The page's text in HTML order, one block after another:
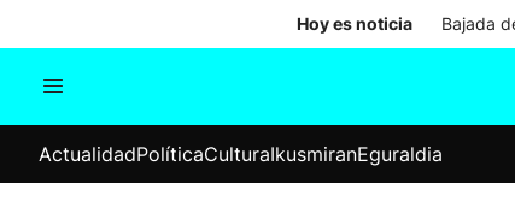
Hoy es noticia Bajada
Elecciones
ActualidadPolíticaCulturaIkusmiranEguraldia